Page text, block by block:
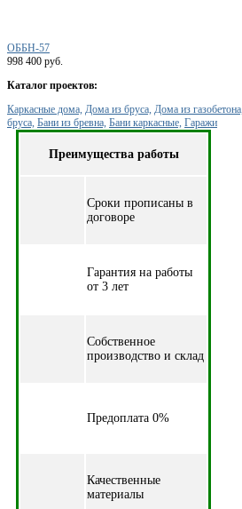
ОББН-57
998 400 руб.
Каталог проектов:
Каркасные дома, Дома из бруса, Дома из газобетона,
бруса, Бани из бревна, Бани каркасные, Гаражи
Преимущества работы
Cроки прописаны в
договоре
Гарантия на работы
от 3 лет
Собственное
производство и склад
Предоплата 0%
Качественные
материалы